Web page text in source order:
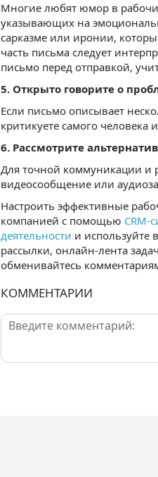
Многие любят юмор в
указывающих на
сарказме или иронии,
часть письма следует
письмо перед отправкой,
5. Открыто говорите о
Если письмо описывает
критикуете самого человека
6. Рассмотрите
Для точной коммуникации и
видеосообщение или
Настроить эффективные
компанией с помощью CRM-
деятельности и используйте
рассылки, онлайн-лента
обменивайтесь
КОММЕНТАРИИ